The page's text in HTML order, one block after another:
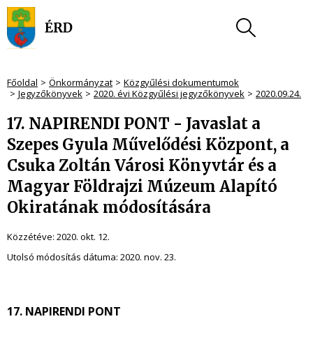
Főoldal Önkormányzat
Közgyűlési dokumentumok
Jegyzőkönyvek
2020. évi Közgyűlési jegyzőkönyvek 2020.09.24.
17. NAPIRENDI PONT - Javaslat a
Szepes Gyula Művelődési Központ, a
Csuka Zoltán Városi Könyvtár és a
Magyar Földrajzi Múzeum Alapító
Okiratának módosítására
Közzétéve: 2020. okt. 12.
Utolsó módosítás dátuma: 2020. nov. 23.
17. NAPIRENDI PONT